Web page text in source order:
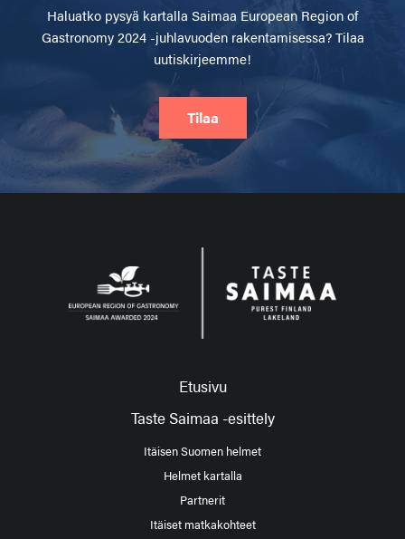
Haluatko pysyä kartalla Saimaa European Region of
Gastronomy 2024 -juhlavuoden rakentamisessa? Tilaa
uutiskirjeemme!
Tilaa
Etusivu
Taste Saimaa -esittely
Itäisen Suomen helmet
Helmet kartalla
Partnerit
Itäiset matkakohteet